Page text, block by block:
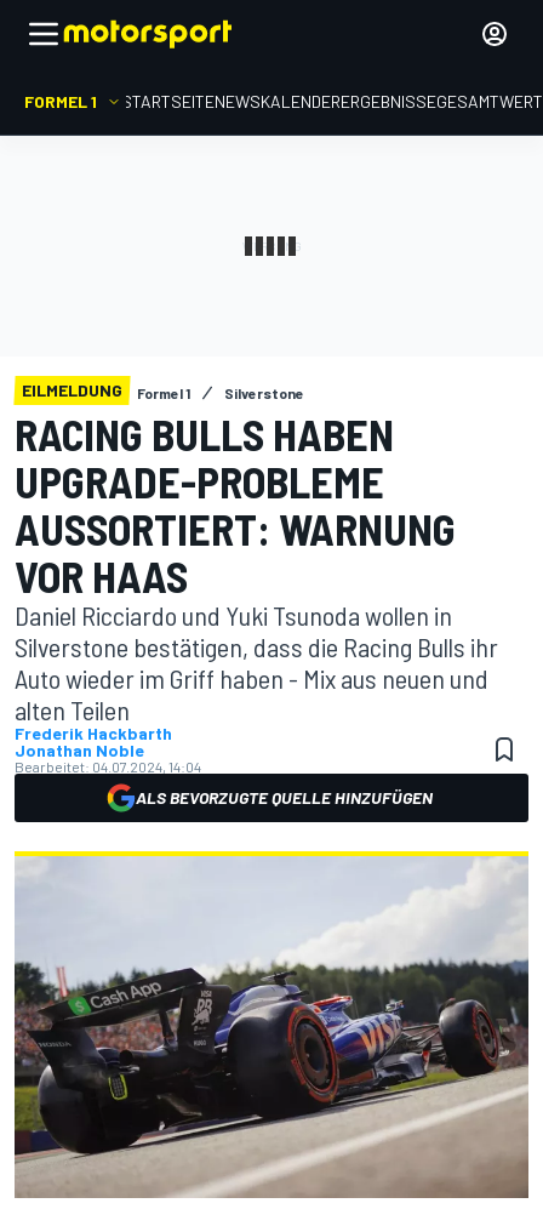
FORMEL 1 STARTSEITENEWSKALENDERERGEBNISSE
EILMELDUNG Formel 1 Silverstone
RACING BULLS HABEN
UPGRADE-PROBLEME
AUSSORTIERT: WARNUNG
VOR HAAS
Daniel Ricciardo und Yuki Tsunoda wollen in
Silverstone bestätigen, dass die Racing Bulls ihr
Auto wieder im Griff haben - Mix aus neuen und
alten Teilen
Frederik Hackbarth
Jonathan Noble
Bearbeitet: 04.07.2024, 14:04
ALS BEVORZUGTE QUELLE HINZUFÜGEN